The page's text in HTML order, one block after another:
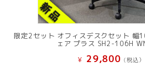
限定2セット オフィスデスクセット 幅
ェア プラス SH2-106H
¥ 29,800 (税込）